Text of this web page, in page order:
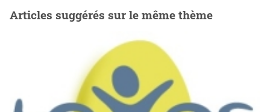
Articles suggérés sur le même thème